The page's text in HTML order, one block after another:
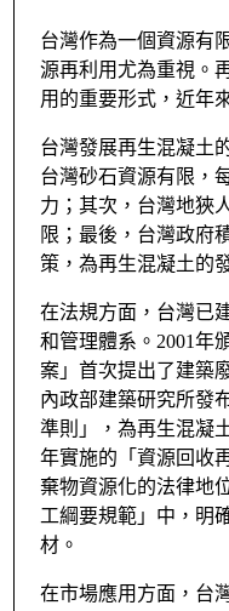
台灣作為一個資源有
源再利用尤為重視。
用的重要形式，近年
台灣發展再生混凝土
台灣砂石資源有限，
力；其次，台灣地狹
限；最後，台灣政府
策，為再生混凝土的
在法規方面，台灣已
和管理體系。2001年
案」首次提出了建築
內政部建築研究所發
準則」，為再生混凝
年實施的「資源回收
棄物資源化的法律地
工綱要規範」中，明
材。
在市場應用方面，台